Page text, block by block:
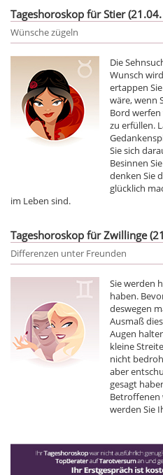
Tageshoroskop für Stier
Wünsche zügeln
Die
Wunsch
ertappen
wäre, wenn
Bord
zu erfüllen.
Sie sich
Besinnen
denken Sie
glücklich
im Leben sind.
Tageshoroskop für Zwillinge
Differenzen unter Freunden
Sie werden
haben.
deswegen
Ausmaß
Augen
kleine
nicht
aber
gesagt
Betroffenen
werden Sie